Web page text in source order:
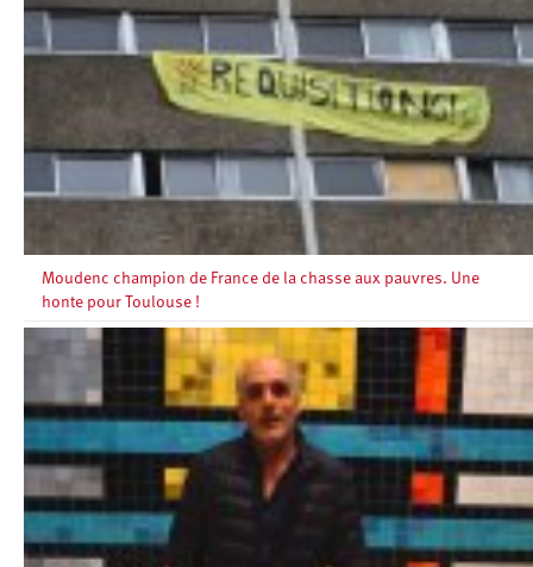
Moudenc champion de France de la chasse aux pauvres. Une
honte pour Toulouse !